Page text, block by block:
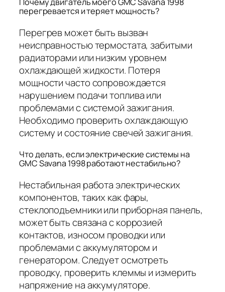
перегревается и теряет мощность?
Перегрев может быть вызван
неисправностью термостата, забитыми
радиаторами или низким уровнем
охлаждающей жидкости. Потеря
мощности часто сопровождается
нарушением подачи топлива или
проблемами с системой зажигания.
Необходимо проверить охлаждающую
систему и состояние свечей зажигания.
Что делать, если электрические системы на
GMC Savana 1998 работают нестабильно?
Нестабильная работа электрических
компонентов, таких как фары,
стеклоподъемники или приборная панель,
может быть связана с коррозией
контактов, износом проводки или
проблемами с аккумулятором и
генератором. Следует осмотреть
проводку, проверить клеммы и измерить
напряжение на аккумуляторе.